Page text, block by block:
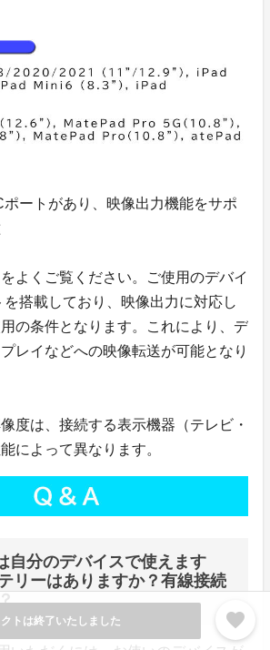
トは終了いたしました favorite
ートがあり、映像出力機能をサポ
よくご覧ください。ご使用のデバイ
を搭載しており、映像出力に対応し
の条件となります。これにより、デ
レイなどへの映像転送が可能となり
度は、接続する表示機器（テレビ・
によって異なります。
自分のデバイスで使えます
リーはありますか？有線接続